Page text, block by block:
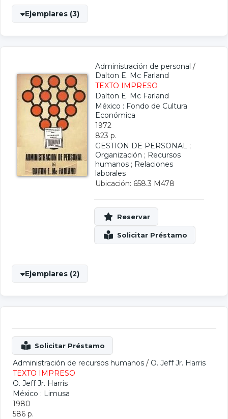
Ejemplares (3)
Administración de personal /
Dalton E. Mc Farland
TEXTO IMPRESO
Dalton E. Mc Farland
México : Fondo de Cultura
Económica
1972
823 p.
GESTION DE PERSONAL ;
Organización ; Recursos
humanos ; Relaciones
laborales
Ubicación: 658.3 M478
Ejemplares (2)
Administración de recursos humanos / O. Jeff Jr. Harris
TEXTO IMPRESO
O. Jeff Jr. Harris
México : Limusa
1980
586 p.